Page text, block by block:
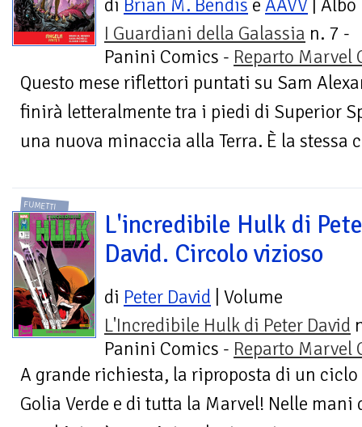
di Brian M. Bendis e AAVV | Albo
I Guardiani della Galassia n. 7 -
Panini Comics - Reparto Marvel
Questo mese riflettori puntati su Sam
finirà letteralmente tra i piedi di Superior
una nuova minaccia alla Terra. È la stessa
FUMETTI
L'incredibile Hulk di
David. Circolo vizioso
di Peter David | Volume
L'Incredibile Hulk di Peter David
Panini Comics - Reparto Marvel
A grande richiesta, la riproposta di un
Golia Verde e di tutta la Marvel! Nelle mani